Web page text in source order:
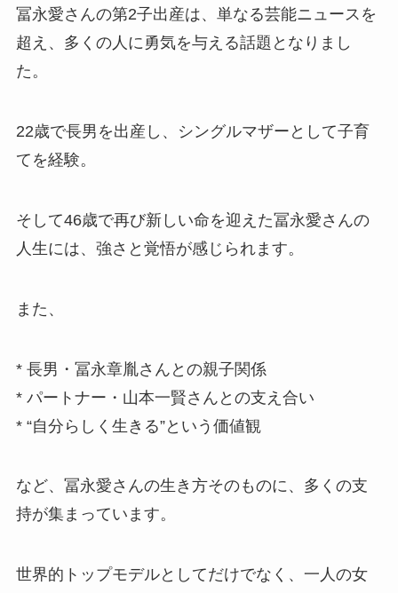
冨永愛さんの第2子出産は、単なる芸能ニュースを
超え、多くの人に勇気を与える話題となりまし
た。
22歳で長男を出産し、シングルマザーとして子育
てを経験。
そして46歳で再び新しい命を迎えた冨永愛さんの
人生には、強さと覚悟が感じられます。
また、
* 長男・冨永章胤さんとの親子関係
* パートナー・山本一賢さんとの支え合い
* “自分らしく生きる”という価値観
など、冨永愛さんの生き方そのものに、多くの支
持が集まっています。
世界的トップモデルとしてだけでなく、一人の女